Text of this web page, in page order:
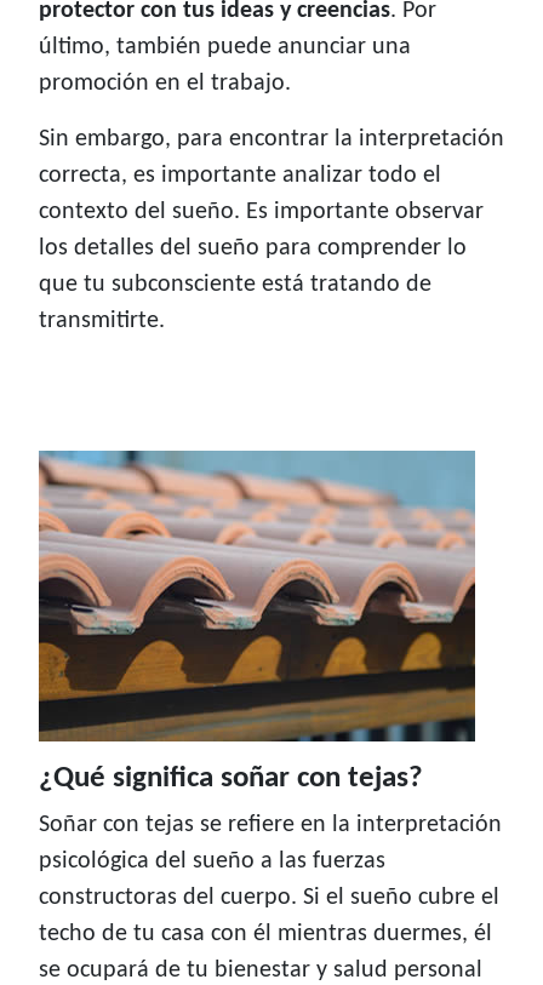
protector con tus ideas y creencias. Por
último, también puede anunciar una
promoción en el trabajo.
Sin embargo, para encontrar la interpretación
correcta, es importante analizar todo el
contexto del sueño. Es importante observar
los detalles del sueño para comprender lo
que tu subconsciente está tratando de
transmitirte.
¿Qué significa soñar con tejas?
Soñar con tejas se refiere en la interpretación
psicológica del sueño a las fuerzas
constructoras del cuerpo. Si el sueño cubre el
techo de tu casa con él mientras duermes, él
se ocupará de tu bienestar y salud personal